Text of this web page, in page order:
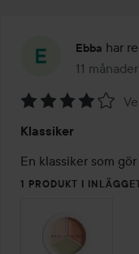
Ebba har
11 månader
Inlägget
4
av
5
Klassiker
En klassiker som
1 PRODUKT I